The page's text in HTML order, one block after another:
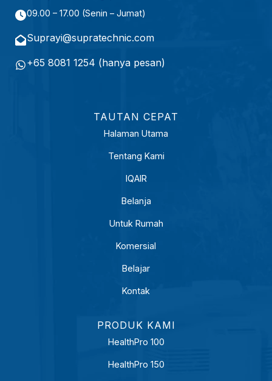
r
e
)
09.00 – 17.00 (Senin – Jumat)
Suprayi@supratechnic.com
+65 8081 1254 (hanya pesan)
TAUTAN CEPAT
Halaman Utama
Tentang Kami
IQAIR
Belanja
Untuk Rumah
Komersial
Belajar
Kontak
PRODUK KAMI
HealthPro 100
HealthPro 150